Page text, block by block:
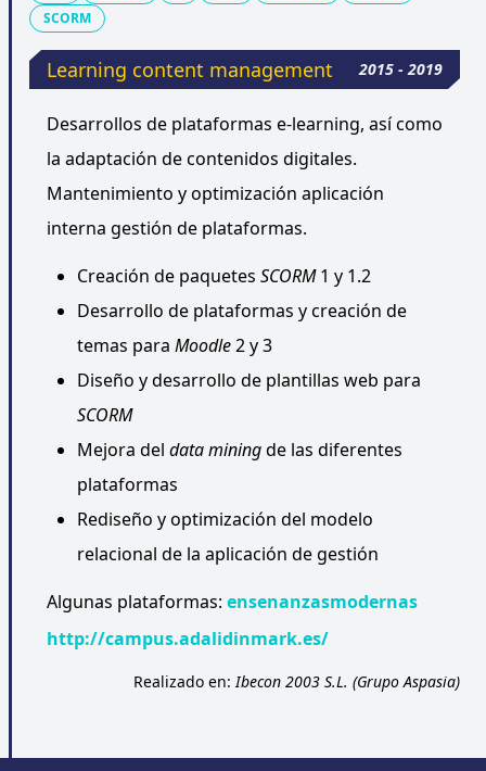
Learning content management 2015 - 2019
Desarrollos de plataformas e-learning, así como
la adaptación de contenidos digitales.
Mantenimiento y optimización aplicación
interna gestión de plataformas.
Creación de paquetes SCORM1 y 1.2
Desarrollo de plataformas y creación de
temas para Moodle2 y 3
Diseño y desarrollo de plantillas web para
SCORM
Mejora del data miningde las diferentes
plataformas
Rediseño y optimización del modelo
relacional de la aplicación de gestión
Algunas plataformas: ensenanzasmodernas
http://campus.adalidinmark.es/
Realizado en:Ibecon 2003 S.L. (Grupo Aspasia)
SCORM